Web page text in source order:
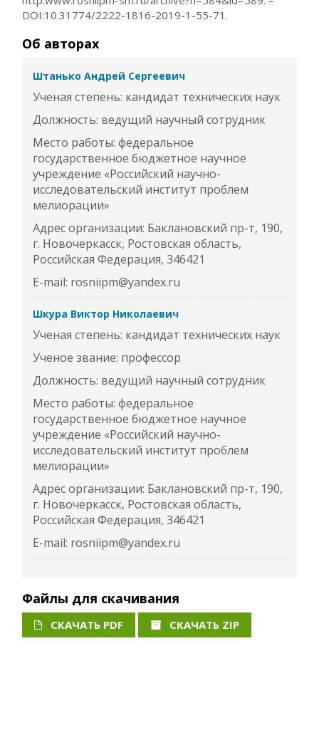
DOI:10.31774/2222-1816-2019-1-55-71.
Об авторах
Штанько Андрей Сергеевич
Ученая степень: кандидат технических наук
Должность: ведущий научный сотрудник
Место работы: федеральное
государственное бюджетное научное
учреждение «Российский научно-
исследовательский институт проблем
мелиорации»
Адрес организации: Баклановский пр-т, 190,
г. Новочеркасск, Ростовская область,
Российская Федерация, 346421
E-mail: rosniipm@yandex.ru
Шкура Виктор Николаевич
Ученая степень: кандидат технических наук
Ученое звание: профессор
Должность: ведущий научный сотрудник
Место работы: федеральное
государственное бюджетное научное
учреждение «Российский научно-
исследовательский институт проблем
мелиорации»
Адрес организации: Баклановский пр-т, 190,
г. Новочеркасск, Ростовская область,
Российская Федерация, 346421
E-mail: rosniipm@yandex.ru
Файлы для скачивания
СКАЧАТЬ PDF СКАЧАТЬ ZIP